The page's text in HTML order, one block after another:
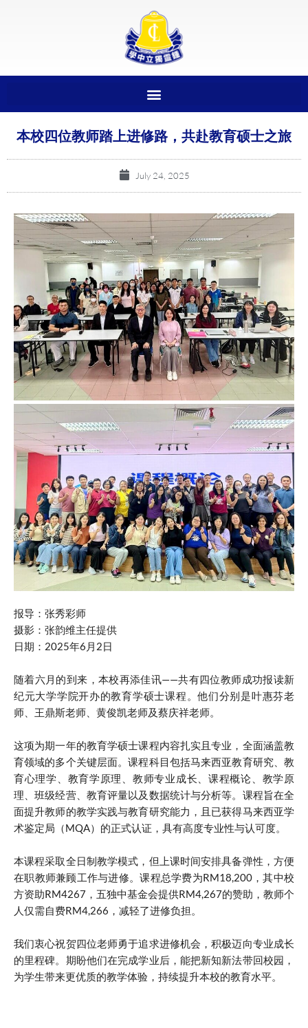
本校四位教师踏上进修路，共赴教育硕士之旅
July 24, 2025
报导：张秀彩师
摄影：张韵维主任提供
日期：2025年6月2日
随着六月的到来，本校再添佳讯——共有四位教师成功报读新
纪元大学学院开办的教育学硕士课程。他们分别是叶惠芬老
师、王鼎斯老师、黄俊凯老师及蔡庆祥老师。
这项为期一年的教育学硕士课程内容扎实且专业，全面涵盖教
育领域的多个关键层面。课程科目包括马来西亚教育研究、教
育心理学、教育学原理、教师专业成长、课程概论、教学原
理、班级经营、教育评量以及数据统计与分析等。课程旨在全
面提升教师的教学实践与教育研究能力，且已获得马来西亚学
术鉴定局（MQA）的正式认证，具有高度专业性与认可度。
本课程采取全日制教学模式，但上课时间安排具备弹性，方便
在职教师兼顾工作与进修。课程总学费为RM18,200，其中校
方资助RM4267，五独中基金会提供RM4,267的赞助，教师个
人仅需自费RM4,266，减轻了进修负担。
我们衷心祝贺四位老师勇于追求进修机会，积极迈向专业成长
的里程碑。期盼他们在完成学业后，能把新知新法带回校园，
为学生带来更优质的教学体验，持续提升本校的教育水平。